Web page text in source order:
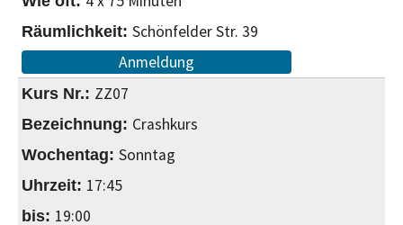
Schönfelder Str. 39
Anmeldung
ZZ07
Crashkurs
Sonntag
17:45
19:00